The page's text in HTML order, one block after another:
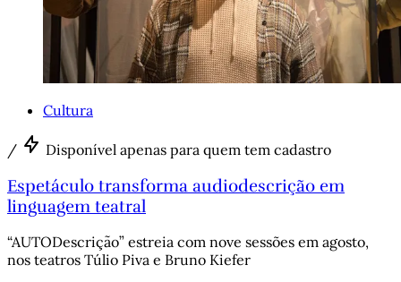
Cultura
/ Disponível apenas para quem tem cadastro
Espetáculo transforma audiodescrição em
linguagem teatral
“AUTODescrição” estreia com nove sessões em agosto,
nos teatros Túlio Piva e Bruno Kiefer